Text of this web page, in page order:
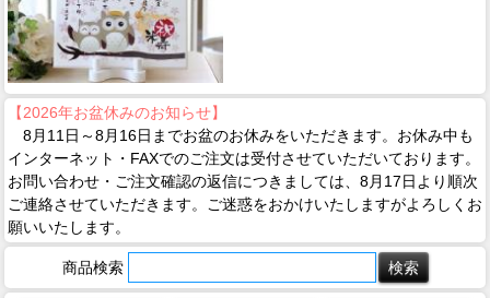
【2026年お盆休みのお知らせ】
8月11日～8月16日までお盆のお休みをいただきます。お休み中も
インターネット・FAXでのご注文は受付させていただいております。
お問い合わせ・ご注文確認の返信につきましては、8月17日より順次
ご連絡させていただきます。ご迷惑をおかけいたしますがよろしくお
願いいたします。
商品検索